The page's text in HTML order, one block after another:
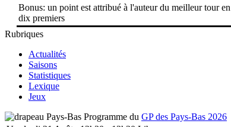
Bonus: un point est attribué à l'auteur du meilleur tour
dix premiers
Rubriques
Actualités
Saisons
Statistiques
Lexique
Jeux
Programme du GP des Pays-Bas 2026